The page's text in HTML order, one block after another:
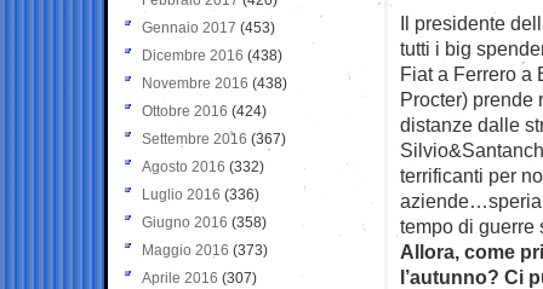
Il presidente
tutti i big
Fiat a Ferrero a
Procter) prende
distanze dalle
terrificanti per
tempo di guerre
Allora, come
l’autunno? Ci
Gennaio 2017 (453)
Dicembre 2016 (438)
Novembre 2016 (438)
Ottobre 2016 (424)
Settembre 2016 (367)
Agosto 2016 (332)
Luglio 2016 (336)
Giugno 2016 (358)
Maggio 2016 (373)
Aprile 2016 (307)